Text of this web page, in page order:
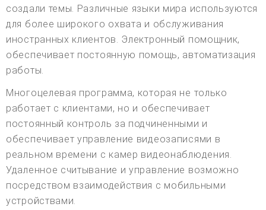
создали темы. Различные языки мира используются
для более широкого охвата и обслуживания
иностранных клиентов. Электронный помощник,
обеспечивает постоянную помощь, автоматизация
работы.
Многоцелевая программа, которая не только
работает с клиентами, но и обеспечивает
постоянный контроль за подчиненными и
обеспечивает управление видеозаписями в
реальном времени с камер видеонаблюдения.
Удаленное считывание и управление возможно
посредством взаимодействия с мобильными
устройствами.